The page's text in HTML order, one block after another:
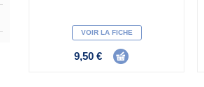
VOIR LA FICHE
9,50 €